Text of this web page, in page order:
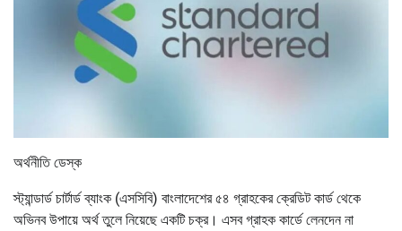
অর্থনীতি ডেস্ক
স্ট্যান্ডার্ড চার্টার্ড ব্যাংক (এসসিবি) বাংলাদেশের ৫৪ গ্রাহকের ক্রেডিট কার্ড থেকে
অভিনব উপায়ে অর্থ তুলে নিয়েছে একটি চক্র। এসব গ্রাহক কার্ডে লেনদেন না